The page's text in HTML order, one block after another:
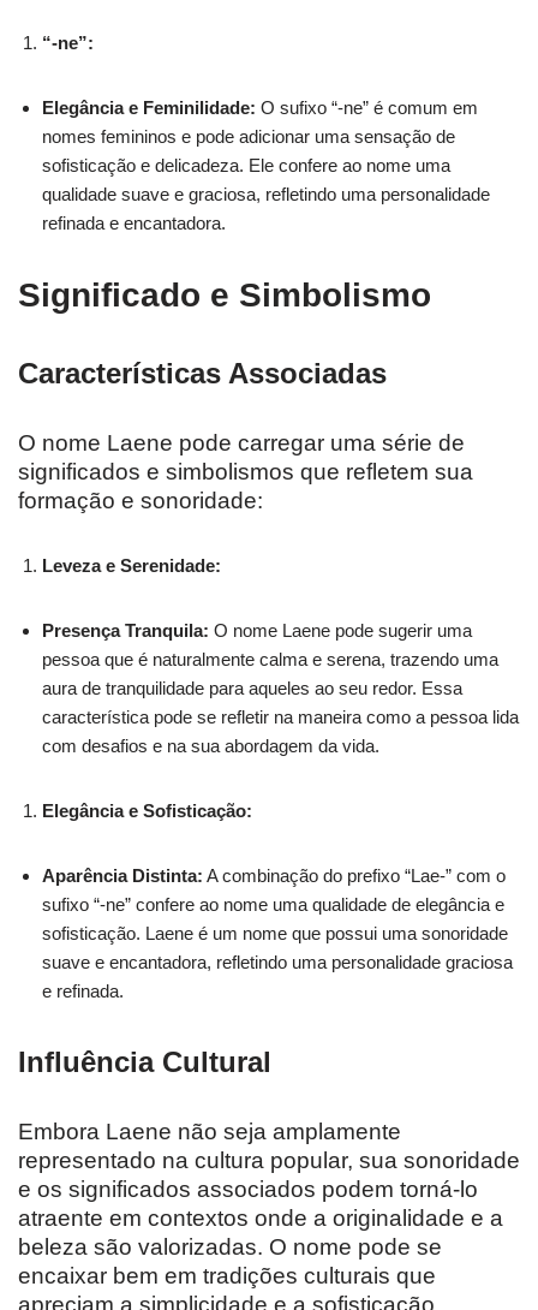
“-ne”:
Elegância e Feminilidade: O sufixo “-ne” é comum em
nomes femininos e pode adicionar uma sensação de
sofisticação e delicadeza. Ele confere ao nome uma
qualidade suave e graciosa, refletindo uma personalidade
refinada e encantadora.
Significado e Simbolismo
Características Associadas
O nome Laene pode carregar uma série de
significados e simbolismos que refletem sua
formação e sonoridade:
Leveza e Serenidade:
Presença Tranquila: O nome Laene pode sugerir uma
pessoa que é naturalmente calma e serena, trazendo uma
aura de tranquilidade para aqueles ao seu redor. Essa
característica pode se refletir na maneira como a pessoa lida
com desafios e na sua abordagem da vida.
Elegância e Sofisticação:
Aparência Distinta: A combinação do prefixo “Lae-” com o
sufixo “-ne” confere ao nome uma qualidade de elegância e
sofisticação. Laene é um nome que possui uma sonoridade
suave e encantadora, refletindo uma personalidade graciosa
e refinada.
Influência Cultural
Embora Laene não seja amplamente
representado na cultura popular, sua sonoridade
e os significados associados podem torná-lo
atraente em contextos onde a originalidade e a
beleza são valorizadas. O nome pode se
encaixar bem em tradições culturais que
apreciam a simplicidade e a sofisticação.